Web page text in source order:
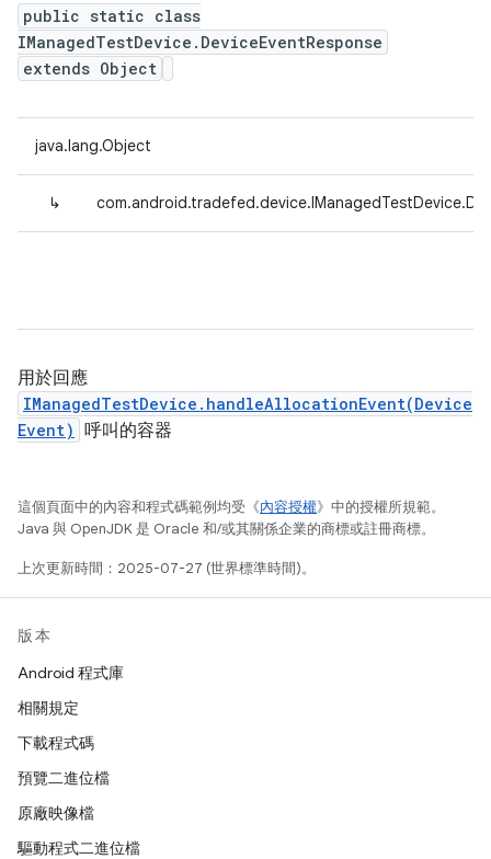
public static class
IManagedTestDevice.DeviceEventResponse
extends Object
java.lang.Object
↳
用於回應
IManagedTestDevice.handleAllocationEvent(Device
Event) 呼叫的容器
這個頁面中的內容和程式碼範例均受《內容授權》中的授權所規範。
Java 與 OpenJDK 是 Oracle 和/或其關係企業的商標或註冊商標。
上次更新時間：2025-07-27 (世界標準時間)。
版本
Android 程式庫
相關規定
下載程式碼
預覽二進位檔
原廠映像檔
驅動程式二進位檔